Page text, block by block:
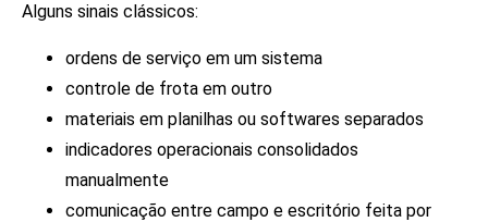
Alguns sinais clássicos:
ordens de serviço em um sistema
controle de frota em outro
materiais em planilhas ou softwares separados
indicadores operacionais consolidados
manualmente
comunicação entre campo e escritório feita por